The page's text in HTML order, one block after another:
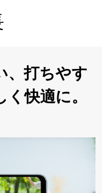
、打ちやす
快適に。